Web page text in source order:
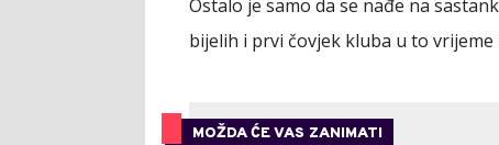
Ostalo je samo da se nađe na
bijelih i prvi čovjek kluba u to vrijeme
MOŽDA ĆE VAS ZANIMATI